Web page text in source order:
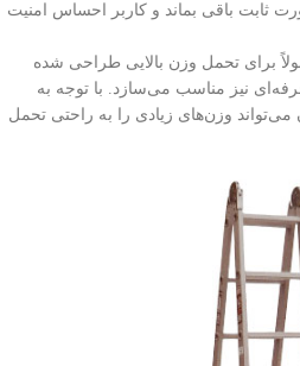
ثابت باقی بماند و کاربر احساس امنیت
برای تحمل وزن بالایی طراحی شده
نیز مناسب می‌سازد. با توجه به
می‌تواند وزن‌های زیادی را به راحتی تحمل